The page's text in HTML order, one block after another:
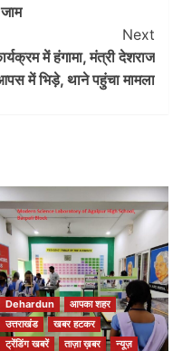
Next
में हंगामा, मंत्री देशराज
में भिड़े, थाने पहुंचा मामला
Dehardun
आपका शहर
उत्तराखंड
खबर हटकर
ट्रेंडिंग खबरें
ताज़ा ख़बर न्यूज़